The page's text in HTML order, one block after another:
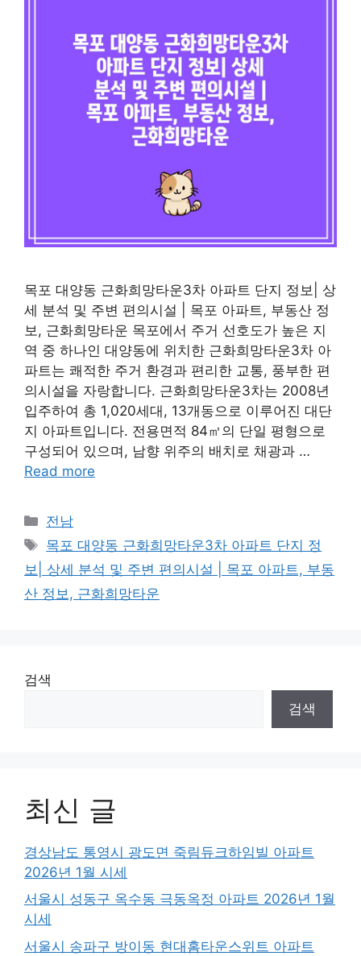
목포 대양동 근화희망타운3차 아파트 단지 정보| 상
세 분석 및 주변 편의시설 | 목포 아파트, 부동산 정
보, 근화희망타운 목포에서 주거 선호도가 높은 지
역 중 하나인 대양동에 위치한 근화희망타운3차 아
파트는 쾌적한 주거 환경과 편리한 교통, 풍부한 편
의시설을 자랑합니다. 근화희망타운3차는 2008년
입주하여 총 1,020세대, 13개동으로 이루어진 대단
지 아파트입니다. 전용면적 84㎡의 단일 평형으로
구성되어 있으며, 남향 위주의 배치로 채광과 …
Read more
Categories
전남
Tags
목포 대양동 근화희망타운3차 아파트 단지 정
보| 상세 분석 및 주변 편의시설 | 목포 아파트, 부동
산 정보, 근화희망타운
검색
검색
최신 글
경상남도 통영시 광도면 죽림듀크하임빌 아파트
2026년 1월 시세
서울시 성동구 옥수동 극동옥정 아파트 2026년 1월
시세
서울시 송파구 방이동 현대홈타운스위트 아파트